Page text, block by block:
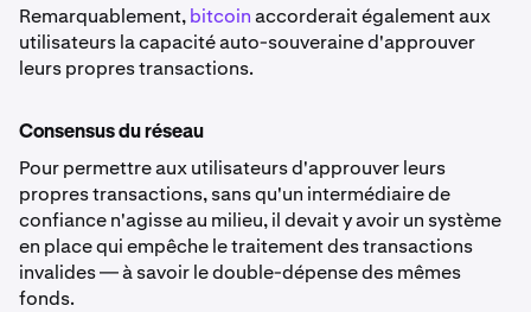
Remarquablement,bitcoinaccorderait également aux
utilisateurs la capacité auto-souveraine d'approuver
leurs propres transactions.
Consensus du réseau
Pour permettre aux utilisateurs d'approuver leurs
propres transactions, sans qu'un intermédiaire de
confiance n'agisse au milieu, il devait y avoir un système
en place qui empêche le traitement des transactions
invalides — à savoir le double-dépense des mêmes
fonds.